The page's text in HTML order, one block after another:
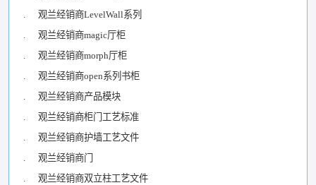
. 观兰经销商LevelWall系列
. 观兰经销商magic厅柜
. 观兰经销商morph厅柜
. 观兰经销商open系列书柜
. 观兰经销商产品模块
. 观兰经销商柜门工艺标准
. 观兰经销商护墙工艺文件
. 观兰经销商门
. 观兰经销商双立柱工艺文件